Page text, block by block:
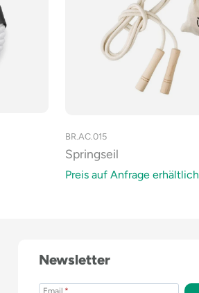
BR.AC.015
Springseil
Preis auf Anfrage erhältlich
Newsletter
Email *